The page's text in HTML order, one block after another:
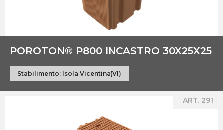
POROTON® P800 INCASTRO 30X25X25
Stabilimento: Isola Vicentina(VI)
ART. 291